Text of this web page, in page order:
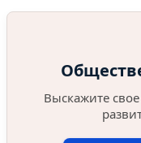
Выскажите